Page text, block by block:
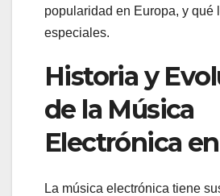
popularidad en Europa, y qué
especiales.
Historia y
de la Música
Electrónica
La música electrónica tiene